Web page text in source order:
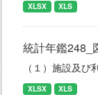
XLSX XLS
統計年鑑248_
（１）施設及
XLSX XLS